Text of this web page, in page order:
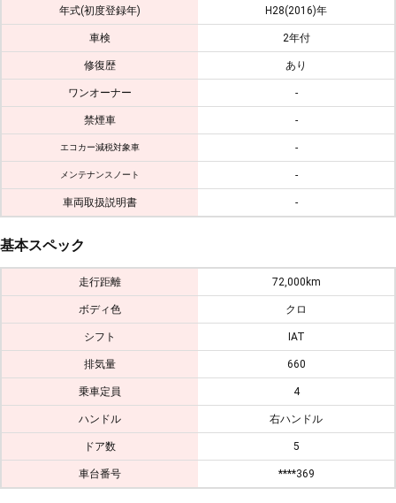
年式(初度登録年) H28(2016)年
車検 2年付
修復歴 あり
ワンオーナー -
禁煙車 -
エコカー減税対象車 -
メンテナンスノート -
車両取扱説明書 -
基本スペック
走行距離 72,000km
ボディ色 クロ
シフト IAT
排気量 660
乗車定員 4
ハンドル 右ハンドル
ドア数 5
車台番号 ****369